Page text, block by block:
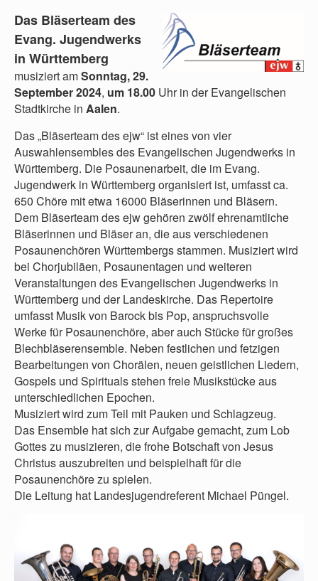
Das Bläserteam des
Evang. Jugendwerks
in Württemberg
musiziert amSonntag, 29.
September 2024, um 18.00 Uhr in der Evangelischen
Stadtkirche in Aalen.
Das „Bläserteam des ejw“ ist eines von vier
Auswahlensembles des Evangelischen Jugendwerks in
Württemberg. Die Posaunenarbeit, die im Evang.
Jugendwerk in Württemberg organisiert ist, umfasst ca.
650 Chöre mit etwa 16000 Bläserinnen und Bläsern.
Dem Bläserteam des ejw gehören zwölf ehrenamtliche
Bläserinnen und Bläser an, die aus verschiedenen
Posaunenchören Württembergs stammen. Musiziert wird
bei Chorjubiläen, Posaunentagen und weiteren
Veranstaltungen des Evangelischen Jugendwerks in
Württemberg und der Landeskirche. Das Repertoire
umfasst Musik von Barock bis Pop, anspruchsvolle
Werke für Posaunenchöre, aber auch Stücke für großes
Blechbläserensemble. Neben festlichen und fetzigen
Bearbeitungen von Chorälen, neuen geistlichen Liedern,
Gospels und Spirituals stehen freie Musikstücke aus
unterschiedlichen Epochen.
Musiziert wird zum Teil mit Pauken und Schlagzeug.
Das Ensemble hat sich zur Aufgabe gemacht, zum Lob
Gottes zu musizieren, die frohe Botschaft von Jesus
Christus auszubreiten und beispielhaft für die
Posaunenchöre zu spielen.
Die Leitung hat Landesjugendreferent Michael Püngel.